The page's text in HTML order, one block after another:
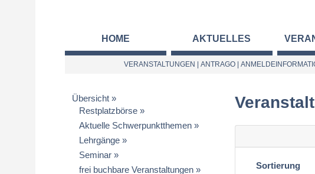
HOME AKTUELLES
VERANSTALTUNGEN ANTRAGO|
Übersicht
Restplatzbörse
Aktuelle Schwerpunktthemen
Lehrgänge
Seminar
frei buchbare Veranstaltungen
Sortierung